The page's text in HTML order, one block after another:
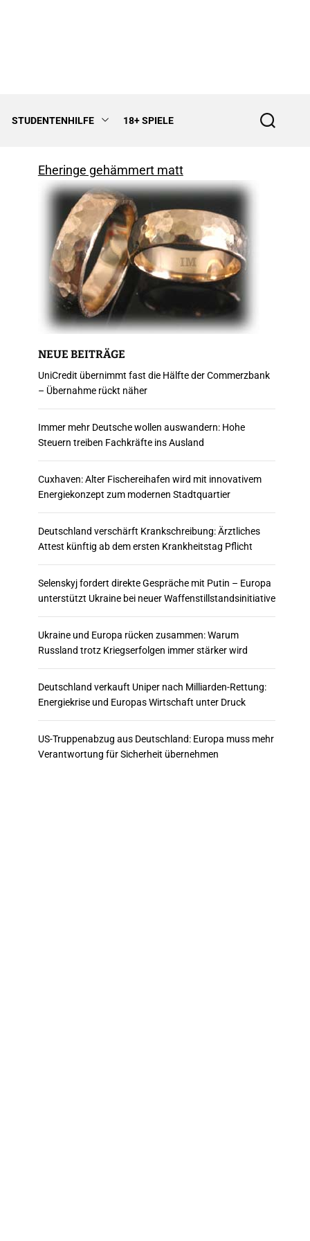
STUDENTENHILFE 18+ SPIELE
S
Eheringe gehämmert matt
NEUE BEITRÄGE
UniCredit übernimmt fast die Hälfte der Commerzbank
– Übernahme rückt näher
Immer mehr Deutsche wollen auswandern: Hohe
Steuern treiben Fachkräfte ins Ausland
Cuxhaven: Alter Fischereihafen wird mit innovativem
Energiekonzept zum modernen Stadtquartier
Deutschland verschärft Krankschreibung: Ärztliches
Attest künftig ab dem ersten Krankheitstag Pflicht
Selenskyj fordert direkte Gespräche mit Putin – Europa
unterstützt Ukraine bei neuer Waffenstillstandsinitiative
Ukraine und Europa rücken zusammen: Warum
Russland trotz Kriegserfolgen immer stärker wird
Deutschland verkauft Uniper nach Milliarden-Rettung:
Energiekrise und Europas Wirtschaft unter Druck
US-Truppenabzug aus Deutschland: Europa muss mehr
Verantwortung für Sicherheit übernehmen